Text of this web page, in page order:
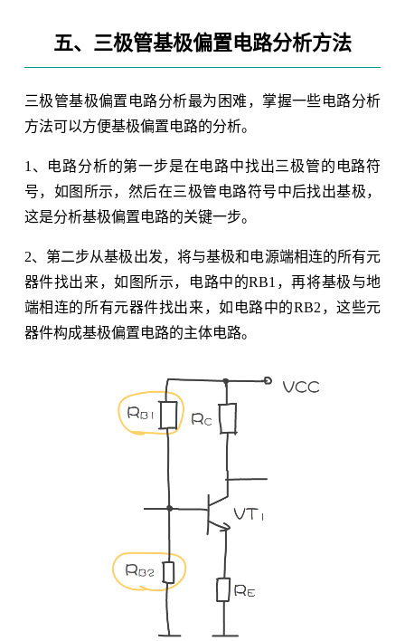
五、三极管基极偏置电路分析方法
三极管基极偏置电路分析最为困难，掌握一些电路分析
方法可以方便基极偏置电路的分析。
1、电路分析的第一步是在电路中找出三极管的电路符
号，如图所示，然后在三极管电路符号中后找出基极，
这是分析基极偏置电路的关键一步。
2、第二步从基极出发，将与基极和电源端相连的所有元
器件找出来，如图所示，电路中的RB1，再将基极与地
端相连的所有元器件找出来，如电路中的RB2，这些元
器件构成基极偏置电路的主体电路。